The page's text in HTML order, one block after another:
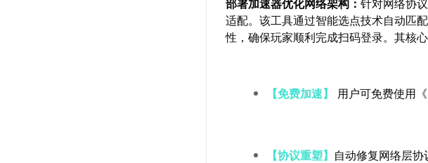
部署加速器优化网络架构：针对网络协
适配。该工具通过智能选点技术自动匹
性，确保玩家顺利完成扫码登录。其核心
【免费加速】 用户可免费使用
【协议重塑】 自动修复网络层协